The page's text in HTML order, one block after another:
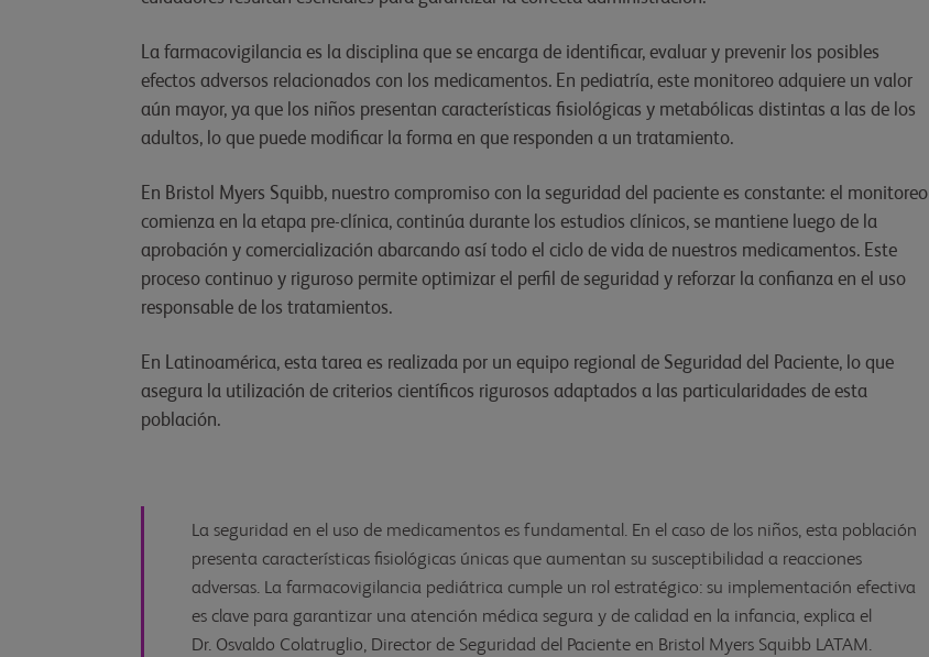
La farmacovigilancia es la disciplina que se encarga de identificar, evaluar y prevenir los posibles
efectos adversos relacionados con los medicamentos. En pediatría, este monitoreo adquiere un valor
aún mayor, ya que los niños presentan características fisiológicas y metabólicas distintas a las de los
adultos, lo que puede modificar la forma en que responden a un tratamiento.
En Bristol Myers Squibb, nuestro compromiso con la seguridad del paciente es constante: el monitoreo
comienza en la etapa pre-clínica, continúa durante los estudios clínicos, se mantiene luego de la
aprobación y comercialización abarcando así todo el ciclo de vida de nuestros medicamentos. Este
proceso continuo y riguroso permite optimizar el perfil de seguridad y reforzar la confianza en el uso
responsable de los tratamientos.
En Latinoamérica, esta tarea es realizada por un equipo regional de Seguridad del Paciente, lo que
asegura la utilización de criterios científicos rigurosos adaptados a las particularidades de esta
población.
La seguridad en el uso de medicamentos es fundamental. En el caso de los niños, esta población
presenta características fisiológicas únicas que aumentan su susceptibilidad a reacciones
adversas. La farmacovigilancia pediátrica cumple un rol estratégico: su implementación efectiva
es clave para garantizar una atención médica segura y de calidad en la infancia, explica el
Dr. Osvaldo Colatruglio, Director de Seguridad del Paciente en Bristol Myers Squibb LATAM.